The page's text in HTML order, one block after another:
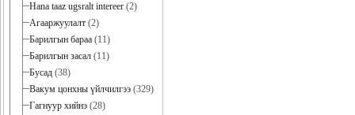
Hana taaz ugsralt intereer (2)
Агааржуулалт (2)
Барилгын бараа (11)
Барилгын засал (11)
Бусад (38)
Вакум цонхны үйлчилгээ (329)
Гагнуур хийнэ (28)